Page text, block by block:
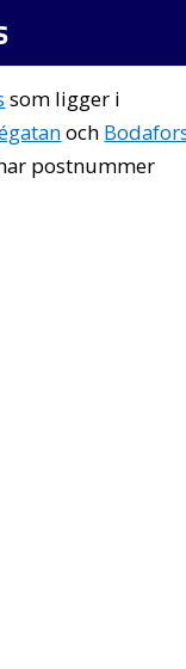
som ligger i
och
postnummer